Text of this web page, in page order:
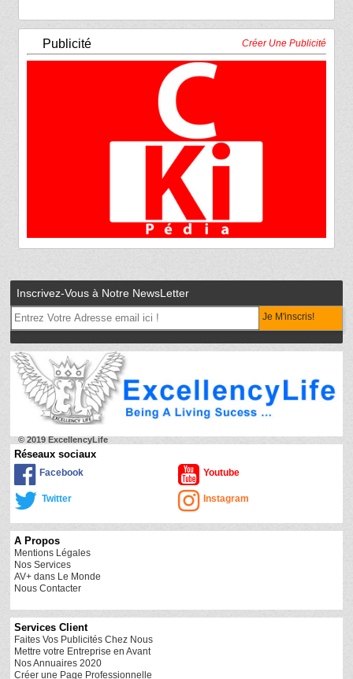
Publicité Créer Une Publicité
Inscrivez-Vous à Notre NewsLetter
Je M'inscris!
© 2019 ExcellencyLife
Réseaux sociaux
Facebook Youtube
Twitter Instagram
A Propos
Mentions Légales
Nos Services
AV+ dans Le Monde
Nous Contacter
Services Client
Faites Vos Publicités Chez Nous
Mettre votre Entreprise en Avant
Nos Annuaires 2020
Créer une Page Professionnelle